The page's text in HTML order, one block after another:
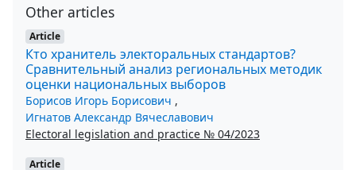
Other articles
Article
Кто хранитель электоральных стандартов?
Сравнительный анализ региональных методик
оценки национальных выборов
Борисов Игорь Борисович ,
Игнатов Александр Вячеславович
Electoral legislation and practice № 04/2023
Article